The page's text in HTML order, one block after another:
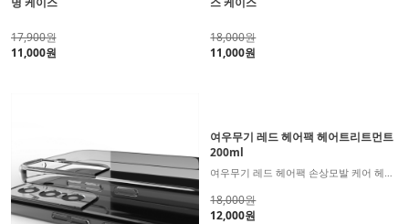
17,900원
11,000원
18,000원
11,000원
여우무기 레드 헤어팩 헤어트리트먼트
200ml
18,000원
12,000원